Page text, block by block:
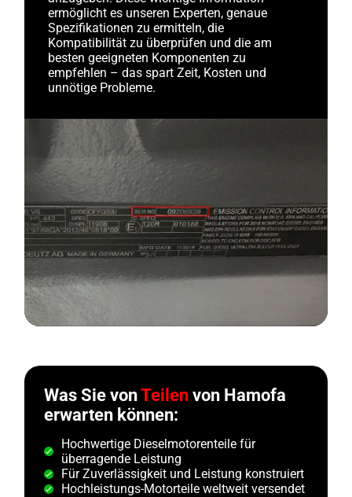
ermöglicht es unseren Experten, genaue
Spezifikationen zu ermitteln, die
Kompatibilität zu überprüfen und die am
besten geeigneten Komponenten zu
empfehlen – das spart Zeit, Kosten und
unnötige Probleme.
Was Sie vonTeilen von Hamofa
erwarten können:
Hochwertige Dieselmotorenteile für
überragende Leistung
Für Zuverlässigkeit und Leistung konstruiert
Hochleistungs-Motorteile weltweit versendet